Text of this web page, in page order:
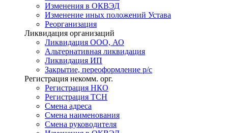
Изменения в ОКВЭД
Изменение иных положений Устава
Реорганизация
Ликвидация организаций
Ликвидация ООО, АО
Альтернативная ликвидация
Ликвидация ИП
Закрытие, переоформление р/с
Регистрация некомм. орг.
Регистрация НКО
Регистрация ТСН
Смена адреса
Смена наименования
Смена руководителя